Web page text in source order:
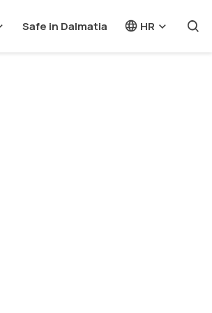
Safe in Dalmatia HR